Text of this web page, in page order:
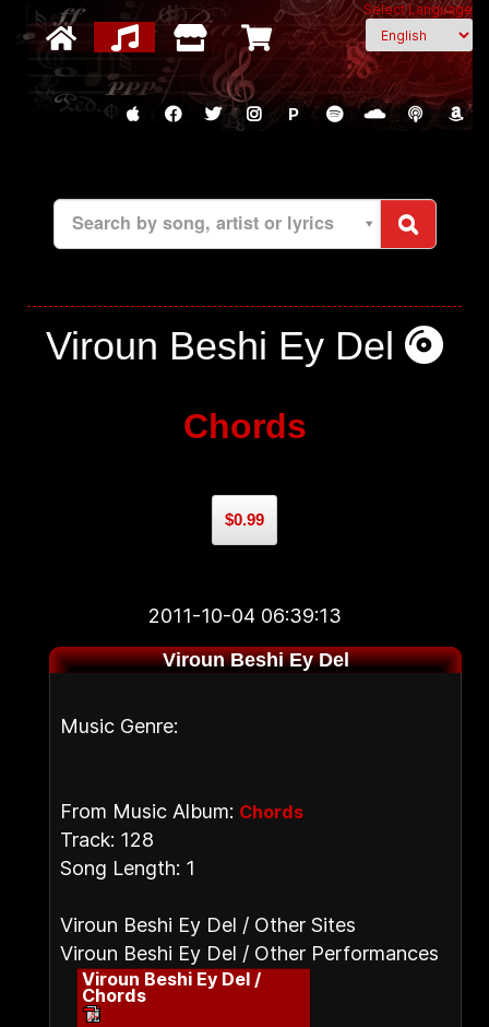
Select Language
P
Search by song, artist or lyrics
Viroun Beshi Ey Del
Chords
$0.99
2011-10-04 06:39:13
Viroun Beshi Ey Del
Music Genre:
From Music Album: Chords
Track: 128
Song Length: 1
Viroun Beshi Ey Del / Other Sites
Viroun Beshi Ey Del / Other Performances
Viroun Beshi Ey Del /
Chords